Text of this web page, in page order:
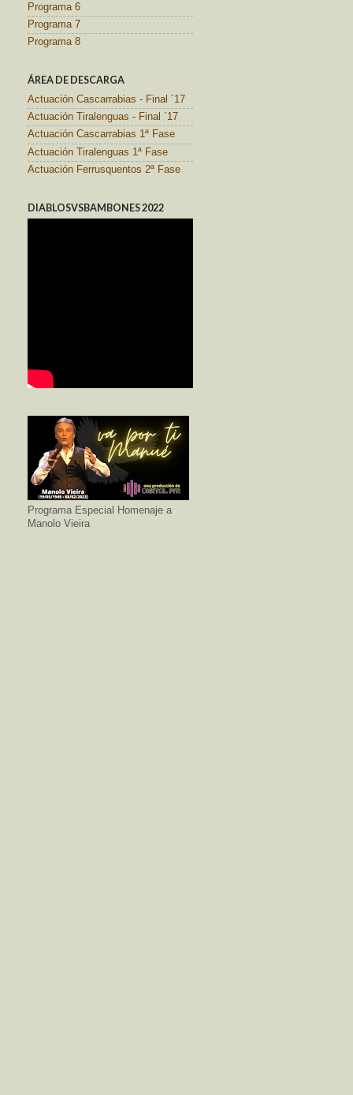
Programa 6
Programa 7
Programa 8
ÁREA DE DESCARGA
Actuación Cascarrabias - Final ´17
Actuación Tiralenguas - Final ´17
Actuación Cascarrabias 1ª Fase
Actuación Tiralenguas 1ª Fase
Actuación Ferrusquentos 2ª Fase
DIABLOSVSBAMBONES 2022
Programa Especial Homenaje a
Manolo Vieira